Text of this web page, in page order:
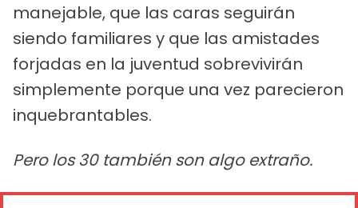
manejable, que las caras seguirán
siendo familiares y que las amistades
forjadas en la juventud sobrevivirán
simplemente porque una vez parecieron
inquebrantables.
Pero los 30 también son algo extraño.